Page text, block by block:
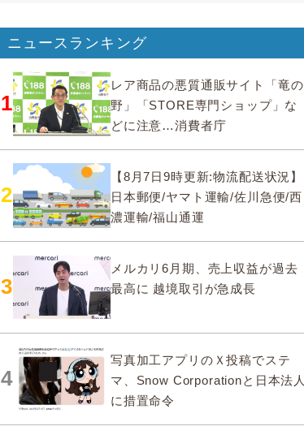
ニュースランキング
1
レア商品の悪質通販サイト「竜の
野」「STORE専門ショップ」な
どに注意…消費者庁
2
【8月7日9時更新:物流配送状況】
日本郵便/ヤマト運輸/佐川急便/西
濃運輸/福山通運
3
メルカリ6月期、売上収益が過去
最高に 越境取引が急成長
4
写真加工アプリのＸ投稿でステ
マ、Snow Corporationと日本法人
に措置命令